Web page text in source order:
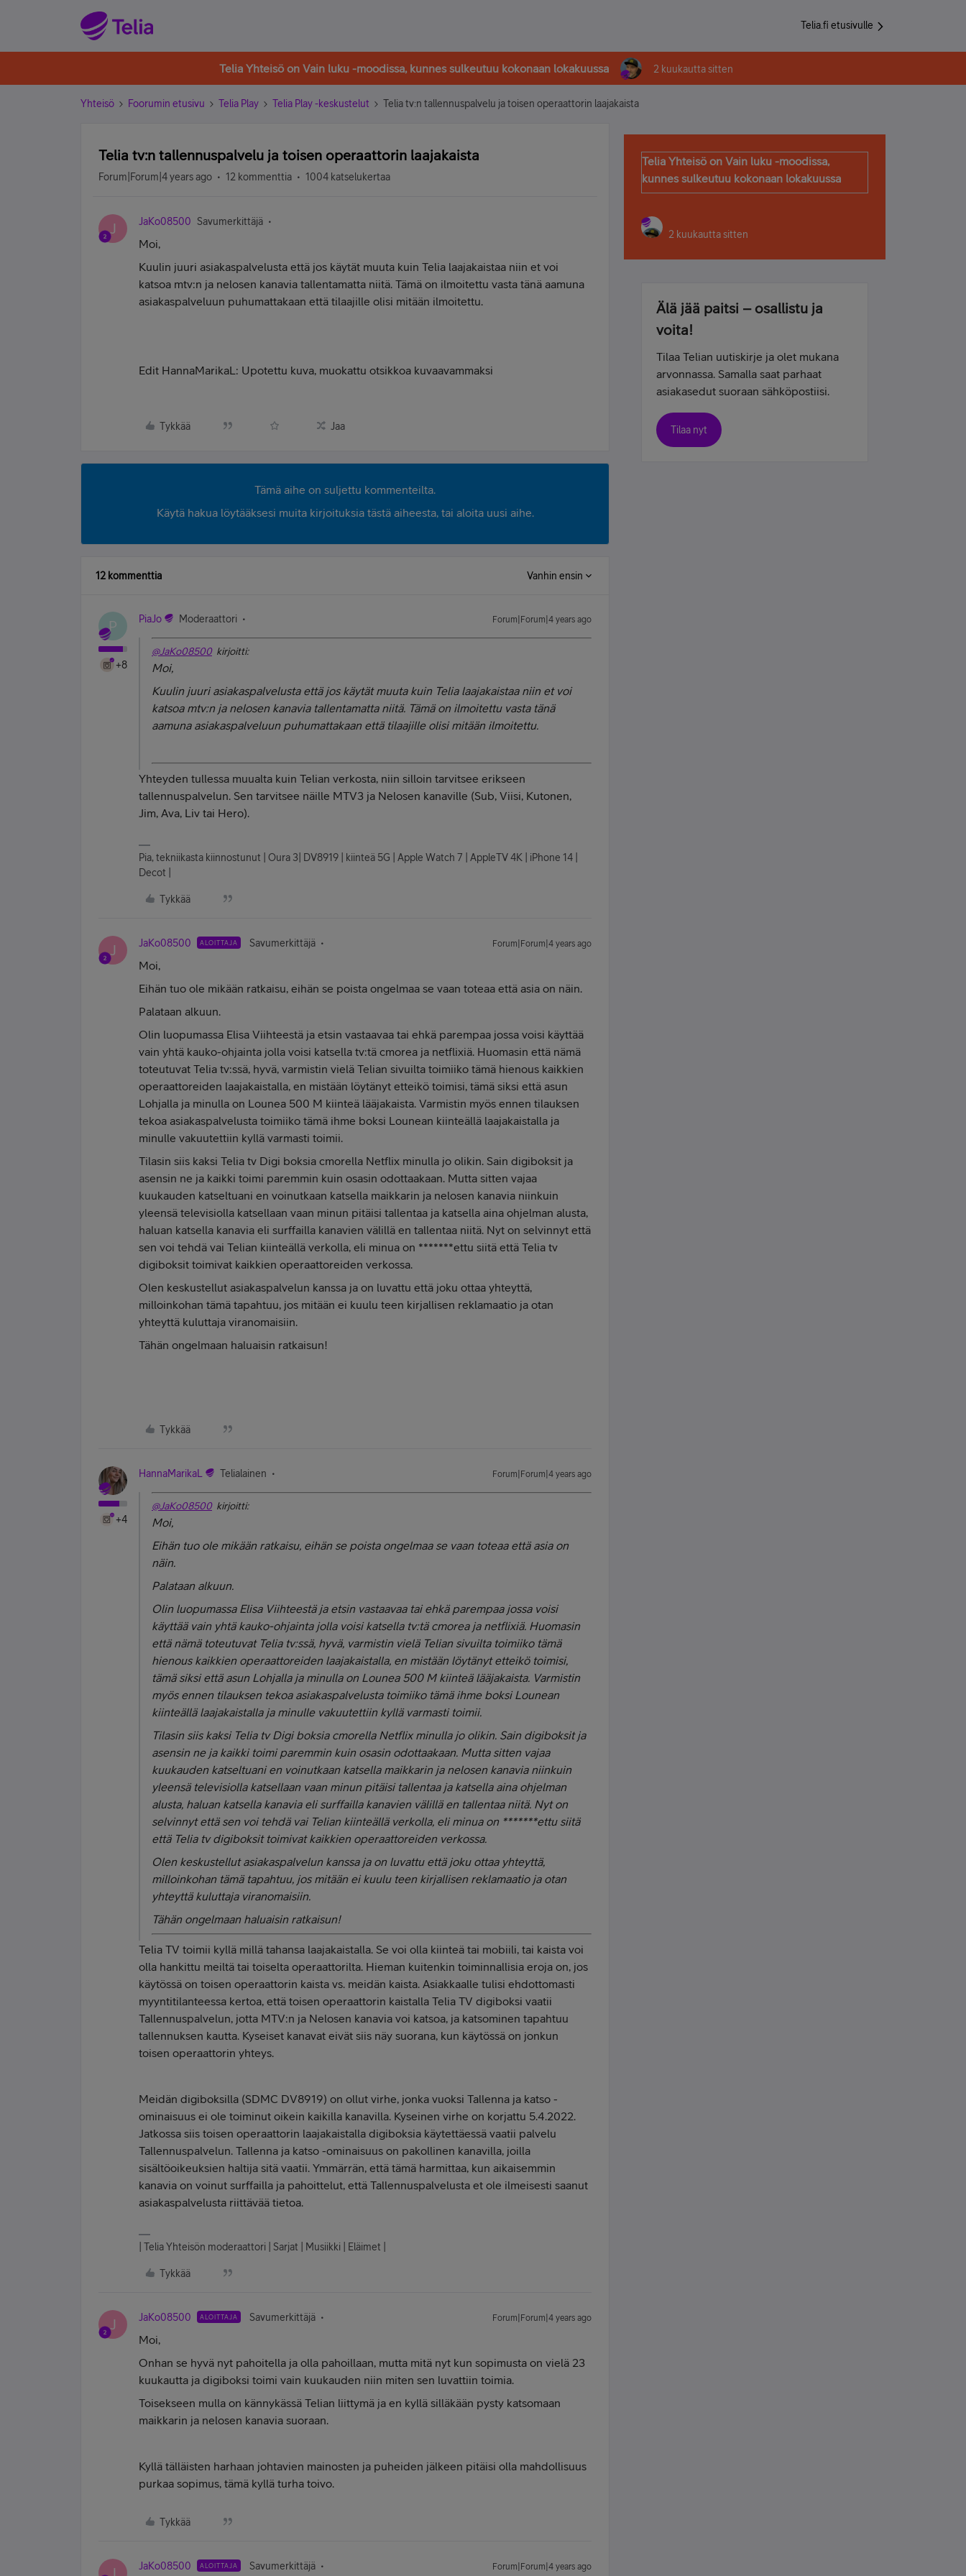
Telia.fi etusivulle
Telia Yhteisö on Vain luku -moodissa, kunnes sulkeutuu kokonaan lokakuussa 2 kuukautta sitten
Yhteisö Foorumin etusivu Telia Play Telia Play -keskustelut Telia tv:n tallennuspalvelu ja toisen operaattorin laajakaista
Telia tv:n tallennuspalvelu ja toisen operaattorin laajakaista
Forum|Forum|4 years ago 12 kommenttia 1004 katselukertaa
J JaKo08500 Savumerkittäjä
Moi,
Kuulin juuri asiakaspalvelusta että jos käytät muuta kuin Telia laajakaistaa niin et voi
katsoa mtv:n ja nelosen kanavia tallentamatta niitä. Tämä on ilmoitettu vasta tänä aamuna
asiakaspalveluun puhumattakaan että tilaajille olisi mitään ilmoitettu.
Edit HannaMarikaL: Upotettu kuva, muokattu otsikkoa kuvaavammaksi
Tykkää Jaa
Tämä aihe on suljettu kommenteilta.
Käytä hakua löytääksesi muita kirjoituksia tästä aiheesta, tai aloita uusi aihe.
12 kommenttia Vanhin ensin
P
+8
PiaJo Moderaattori Forum|Forum|4 years ago
@JaKo08500kirjoitti:
Moi,
Kuulin juuri asiakaspalvelusta että jos käytät muuta kuin Telia laajakaistaa niin et voi
katsoa mtv:n ja nelosen kanavia tallentamatta niitä. Tämä on ilmoitettu vasta tänä
aamuna asiakaspalveluun puhumattakaan että tilaajille olisi mitään ilmoitettu.
Yhteyden tullessa muualta kuin Telian verkosta, niin silloin tarvitsee erikseen
tallennuspalvelun. Sen tarvitsee näille MTV3 ja Nelosen kanaville (Sub, Viisi, Kutonen,
Jim, Ava, Liv tai Hero).
Pia, tekniikasta kiinnostunut | Oura 3| DV8919 | kiinteä 5G | Apple Watch 7 | AppleTV 4K | iPhone 14 |
Decot |
Tykkää
J JaKo08500 ALOITTAJA Savumerkittäjä Forum|Forum|4 years ago
Moi,
Eihän tuo ole mikään ratkaisu, eihän se poista ongelmaa se vaan toteaa että asia on näin.
Palataan alkuun.
Olin luopumassa Elisa Viihteestä ja etsin vastaavaa tai ehkä parempaa jossa voisi käyttää
vain yhtä kauko-ohjainta jolla voisi katsella tv:tä cmorea ja netflixiä. Huomasin että nämä
toteutuvat Telia tv:ssä, hyvä, varmistin vielä Telian sivuilta toimiiko tämä hienous kaikkien
operaattoreiden laajakaistalla, en mistään löytänyt etteikö toimisi, tämä siksi että asun
Lohjalla ja minulla on Lounea 500 M kiinteä lääjakaista. Varmistin myös ennen tilauksen
tekoa asiakaspalvelusta toimiiko tämä ihme boksi Lounean kiinteällä laajakaistalla ja
minulle vakuutettiin kyllä varmasti toimii.
Tilasin siis kaksi Telia tv Digi boksia cmorella Netflix minulla jo olikin. Sain digiboksit ja
asensin ne ja kaikki toimi paremmin kuin osasin odottaakaan. Mutta sitten vajaa
kuukauden katseltuani en voinutkaan katsella maikkarin ja nelosen kanavia niinkuin
yleensä televisiolla katsellaan vaan minun pitäisi tallentaa ja katsella aina ohjelman alusta,
haluan katsella kanavia eli surffailla kanavien välillä en tallentaa niitä. Nyt on selvinnyt että
sen voi tehdä vai Telian kiinteällä verkolla, eli minua on *******ettu siitä että Telia tv
digiboksit toimivat kaikkien operaattoreiden verkossa.
Olen keskustellut asiakaspalvelun kanssa ja on luvattu että joku ottaa yhteyttä,
milloinkohan tämä tapahtuu, jos mitään ei kuulu teen kirjallisen reklamaatio ja otan
yhteyttä kuluttaja viranomaisiin.
Tähän ongelmaan haluaisin ratkaisun!
Tykkää
+4
HannaMarikaL Telialainen Forum|Forum|4 years ago
@JaKo08500kirjoitti:
Moi,
Eihän tuo ole mikään ratkaisu, eihän se poista ongelmaa se vaan toteaa että asia on
näin.
Palataan alkuun.
Olin luopumassa Elisa Viihteestä ja etsin vastaavaa tai ehkä parempaa jossa voisi
käyttää vain yhtä kauko-ohjainta jolla voisi katsella tv:tä cmorea ja netflixiä. Huomasin
että nämä toteutuvat Telia tv:ssä, hyvä, varmistin vielä Telian sivuilta toimiiko tämä
hienous kaikkien operaattoreiden laajakaistalla, en mistään löytänyt etteikö toimisi,
tämä siksi että asun Lohjalla ja minulla on Lounea 500 M kiinteä lääjakaista. Varmistin
myös ennen tilauksen tekoa asiakaspalvelusta toimiiko tämä ihme boksi Lounean
kiinteällä laajakaistalla ja minulle vakuutettiin kyllä varmasti toimii.
Tilasin siis kaksi Telia tv Digi boksia cmorella Netflix minulla jo olikin. Sain digiboksit ja
asensin ne ja kaikki toimi paremmin kuin osasin odottaakaan. Mutta sitten vajaa
kuukauden katseltuani en voinutkaan katsella maikkarin ja nelosen kanavia niinkuin
yleensä televisiolla katsellaan vaan minun pitäisi tallentaa ja katsella aina ohjelman
alusta, haluan katsella kanavia eli surffailla kanavien välillä en tallentaa niitä. Nyt on
selvinnyt että sen voi tehdä vai Telian kiinteällä verkolla, eli minua on *******ettu siitä
että Telia tv digiboksit toimivat kaikkien operaattoreiden verkossa.
Olen keskustellut asiakaspalvelun kanssa ja on luvattu että joku ottaa yhteyttä,
milloinkohan tämä tapahtuu, jos mitään ei kuulu teen kirjallisen reklamaatio ja otan
yhteyttä kuluttaja viranomaisiin.
Tähän ongelmaan haluaisin ratkaisun!
Telia TV toimii kyllä millä tahansa laajakaistalla. Se voi olla kiinteä tai mobiili, tai kaista voi
olla hankittu meiltä tai toiselta operaattorilta. Hieman kuitenkin toiminnallisia eroja on, jos
käytössä on toisen operaattorin kaista vs. meidän kaista. Asiakkaalle tulisi ehdottomasti
myyntitilanteessa kertoa, että toisen operaattorin kaistalla Telia TV digiboksi vaatii
Tallennuspalvelun, jotta MTV:n ja Nelosen kanavia voi katsoa, ja katsominen tapahtuu
tallennuksen kautta. Kyseiset kanavat eivät siis näy suorana, kun käytössä on jonkun
toisen operaattorin yhteys.
Meidän digiboksilla (SDMC DV8919) on ollut virhe, jonka vuoksi Tallenna ja katso -
ominaisuus ei ole toiminut oikein kaikilla kanavilla. Kyseinen virhe on korjattu 5.4.2022.
Jatkossa siis toisen operaattorin laajakaistalla digiboksia käytettäessä vaatii palvelu
Tallennuspalvelun. Tallenna ja katso -ominaisuus on pakollinen kanavilla, joilla
sisältöoikeuksien haltija sitä vaatii. Ymmärrän, että tämä harmittaa, kun aikaisemmin
kanavia on voinut surffailla ja pahoittelut, että Tallennuspalvelusta et ole ilmeisesti saanut
asiakaspalvelusta riittävää tietoa.
| Telia Yhteisön moderaattori | Sarjat | Musiikki | Eläimet |
Tykkää
J JaKo08500 ALOITTAJA Savumerkittäjä Forum|Forum|4 years ago
Moi,
Onhan se hyvä nyt pahoitella ja olla pahoillaan, mutta mitä nyt kun sopimusta on vielä 23
kuukautta ja digiboksi toimi vain kuukauden niin miten sen luvattiin toimia.
Toisekseen mulla on kännykässä Telian liittymä ja en kyllä silläkään pysty katsomaan
maikkarin ja nelosen kanavia suoraan.
Kyllä tälläisten harhaan johtavien mainosten ja puheiden jälkeen pitäisi olla mahdollisuus
purkaa sopimus, tämä kyllä turha toivo.
Tykkää
JaKo08500 ALOITTAJA Savumerkittäjä Forum|Forum|4 years ago
Telia Yhteisö on Vain luku -moodissa,
kunnes sulkeutuu kokonaan lokakuussa
2 kuukautta sitten
Älä jää paitsi – osallistu ja
voita!
Tilaa Telian uutiskirje ja olet mukana
arvonnassa. Samalla saat parhaat
asiakasedut suoraan sähköpostiisi.
Tilaa nyt